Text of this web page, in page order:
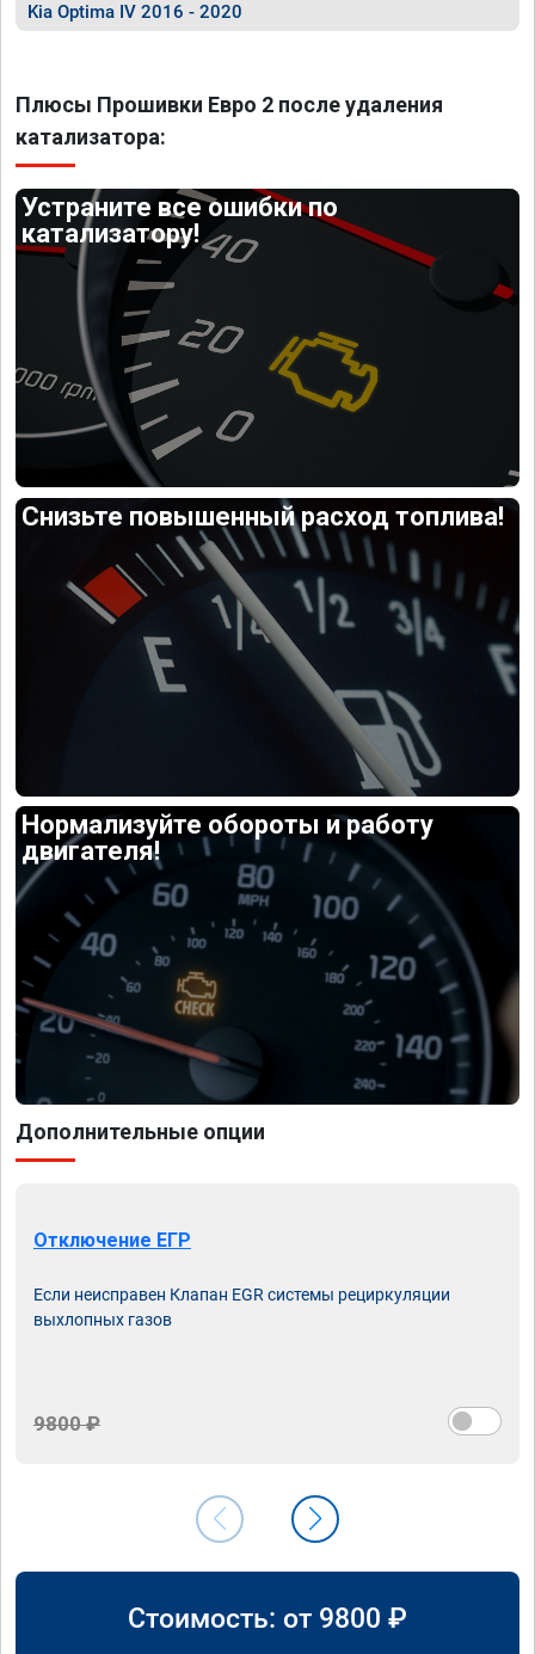
Kia Optima IV 2016 - 2020
Плюсы Прошивки Евро 2 после удаления
катализатора:
Устраните все ошибки по
катализатору!
Снизьте повышенный расход топлива!
Нормализуйте обороты и работу
двигателя!
Дополнительные опции
Отключение ЕГР
Если неисправен Клапан EGR системы рециркуляции
выхлопных газов
9800 ₽
Стоимость: от 9800 ₽